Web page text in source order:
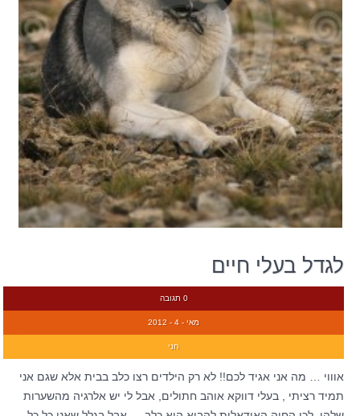
לגדל בעלי חיים
0 תגובה
מאי - 4 - 2012
חני
אוווי … מה אני אגיד לכם!! לא רק הילדים רצו כלב בבית אלא שגם אני
תמיד רציתי , בעלי דווקא אוהב חתולים, אבל לי יש אלרגיה מהשערות